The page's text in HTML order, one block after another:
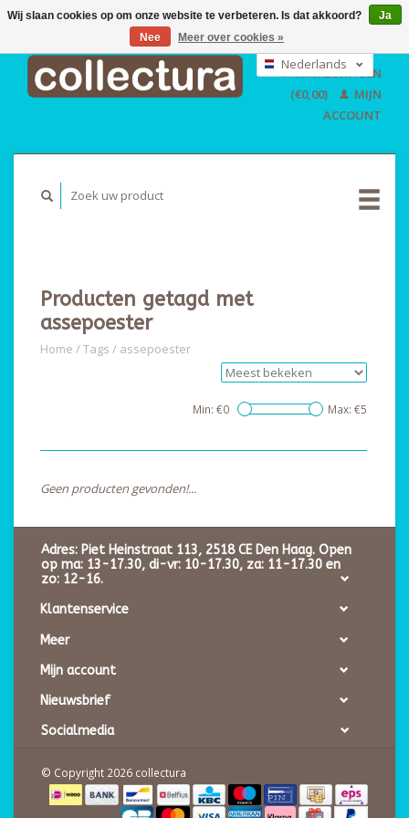
EUR
GBP
USD
Nederlands
English
WINKELWAGEN
(€0,00)
MIJN
ACCOUNT
Producten getagd met
assepoester
Home /Tags / assepoester
Min: €0 Max: €5
Geen producten gevonden!...
Adres: Piet Heinstraat 113, 2518 CE Den Haag. Open
op ma: 13-17.30, di-vr: 10-17.30, za: 11-17.30 en
zo: 12-16.
Klantenservice
Meer
Mijn account
Nieuwsbrief
Socialmedia
© Copyright 2026 collectura
Wij slaan cookies op om onze website te verbeteren. Is dat akkoord?
Ja
Nee
Meer over cookies »